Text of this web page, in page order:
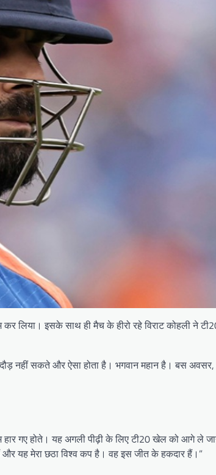
लिया। इसके साथ ही मैच के हीरो रहे विराट कोहली ने
नहीं सकते और ऐसा होता है। भगवान महान है। बस अवसर,
गए होते। यह अगली पीढ़ी के लिए टी20 खेल को आगे ले
यह मेरा छठा विश्व कप है। वह इस जीत के हकदार हैं।”